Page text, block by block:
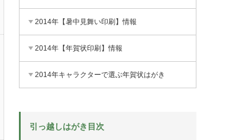
2014年【暑中見舞い印刷】情報
2014年【年賀状印刷】情報
2014年キャラクターで選ぶ年賀状はがき
引っ越しはがき目次